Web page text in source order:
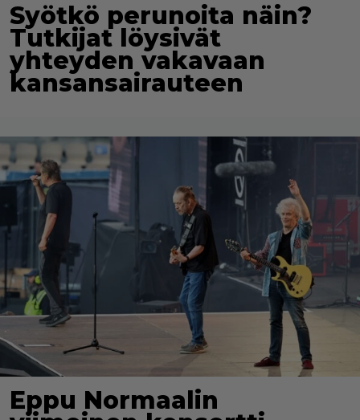
Syötkö perunoita näin?
Tutkijat löysivät
yhteyden vakavaan
kansansairauteen
Eppu Normaalin